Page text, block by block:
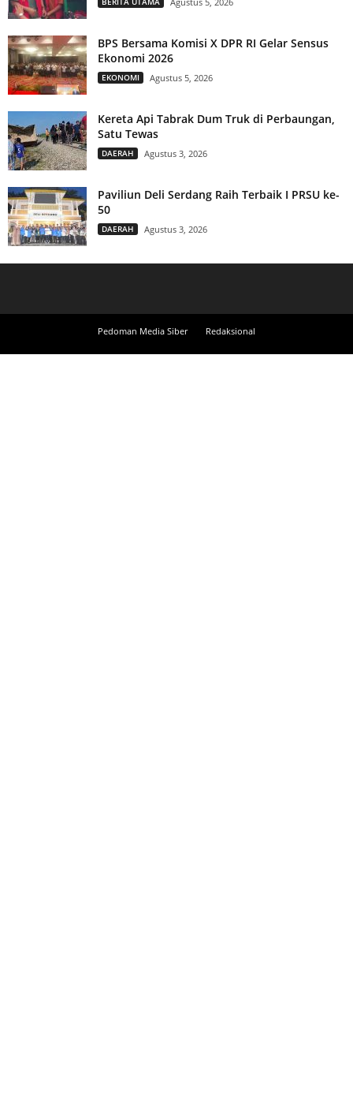
BPS Bersama Komisi X DPR RI Gelar Sensus
Ekonomi 2026
EKONOMI Agustus 5, 2026
Kereta Api Tabrak Dum Truk di Perbaungan,
Satu Tewas
DAERAH Agustus 3, 2026
Paviliun Deli Serdang Raih Terbaik I PRSU ke-
50
DAERAH Agustus 3, 2026
Pedoman Media Siber Redaksional